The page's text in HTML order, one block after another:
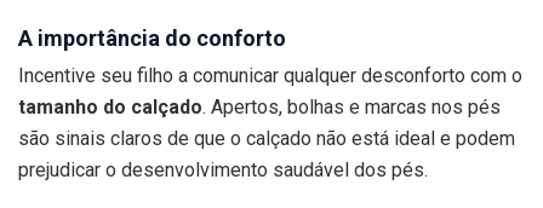
A importância do conforto
Incentive seu filho a comunicar qualquer desconforto com o
tamanho do calçado. Apertos, bolhas e marcas nos pés
são sinais claros de que o calçado não está ideal e podem
prejudicar o desenvolvimento saudável dos pés.